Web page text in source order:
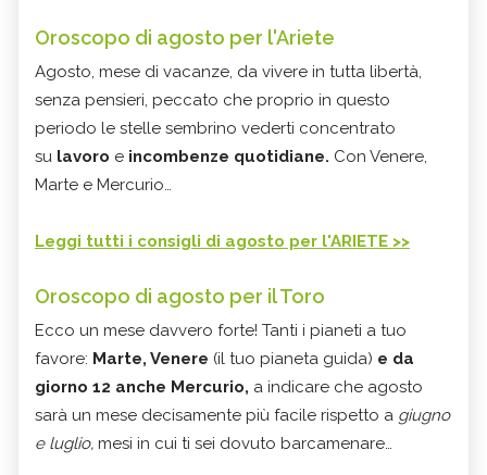
Oroscopo di agosto per l'Ariete
Agosto, mese di vacanze, da vivere in tutta libertà,
senza pensieri, peccato che proprio in questo
periodo le stelle sembrino vederti concentrato
su lavoro e incombenze quotidiane. Con Venere,
Marte e Mercurio…
Leggi tutti i consigli di agosto per l'ARIETE >>
Oroscopo di agosto per il Toro
Ecco un mese davvero forte! Tanti i pianeti a tuo
favore: Marte, Venere (il tuo pianeta guida) e da
giorno 12 anche Mercurio, a indicare che agosto
sarà un mese decisamente più facile rispetto a giugno
e luglio, mesi in cui ti sei dovuto barcamenare…